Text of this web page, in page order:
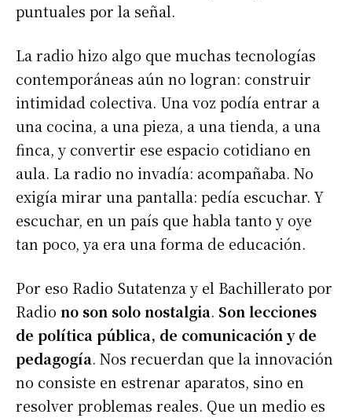
puntuales por la señal.
La radio hizo algo que muchas tecnologías
contemporáneas aún no logran: construir
intimidad colectiva. Una voz podía entrar a
una cocina, a una pieza, a una tienda, a una
finca, y convertir ese espacio cotidiano en
aula. La radio no invadía: acompañaba. No
exigía mirar una pantalla: pedía escuchar. Y
escuchar, en un país que habla tanto y oye
tan poco, ya era una forma de educación.
Por eso Radio Sutatenza y el Bachillerato por
Radio no son solo nostalgia. Son lecciones
de política pública, de comunicación y de
pedagogía. Nos recuerdan que la innovación
no consiste en estrenar aparatos, sino en
resolver problemas reales. Que un medio es